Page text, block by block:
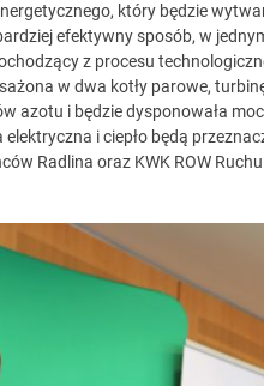
który będzie
efektywny sposób, w
z procesu
w dwa kotły parowe,
azotu i będzie dysponowała
i ciepło będą
Radlina oraz KWK ROW